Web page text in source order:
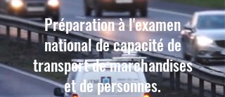
Préparation à l'examen
national de capacité de
transport de marchandises
et de personnes.